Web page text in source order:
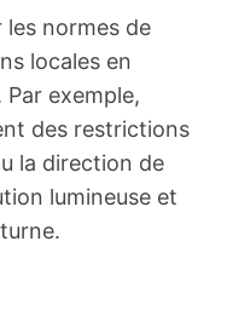
normes de
locales en
Par exemple,
des restrictions
la direction de
lumineuse et